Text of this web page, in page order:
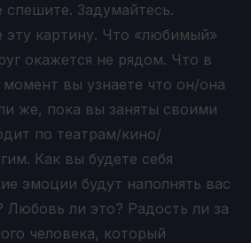
спешите. Задумайтесь.
эту картину. Что «любимый»
окажется не рядом. Что в
вы узнаете что он/она
же, пока вы заняты своими
по театрам/кино/
Как вы будете себя
эмоции будут наполнять вас
Любовь ли это? Радость ли за
человека, который